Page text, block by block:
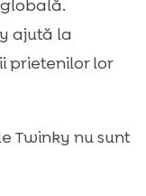
ajută la
prietenilor lor
Twinky nu sunt